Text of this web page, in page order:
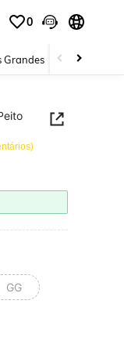
0
Grandes Joias e
GG